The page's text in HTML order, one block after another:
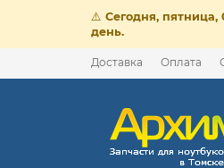
⚠️ Сегодня,
день.
Доставка Оплата